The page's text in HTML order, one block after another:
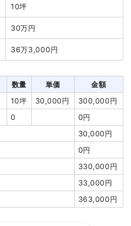
数量 単価
金額
36坪
220m² 1,200円
264,000円
1式
32,000円
18m² 1,000円
18,000円
1式
40,000円
1式
130,000円
3台
20,000
60,000円
50,000円
140,000円
86,500円
53坪
53,708
円
2,846,500
9m² 2,067円
18,600円
10m² 1,175円
11,750円
1基
3,000円
25,000円
円
96,000円
333,000円
1,450円
3,660,000
10坪
30万円
36万3,000円
数量 単価
金額
10坪 30,000円
300,000円
0
0円
30,000円
0円
330,000円
33,000円
363,000円